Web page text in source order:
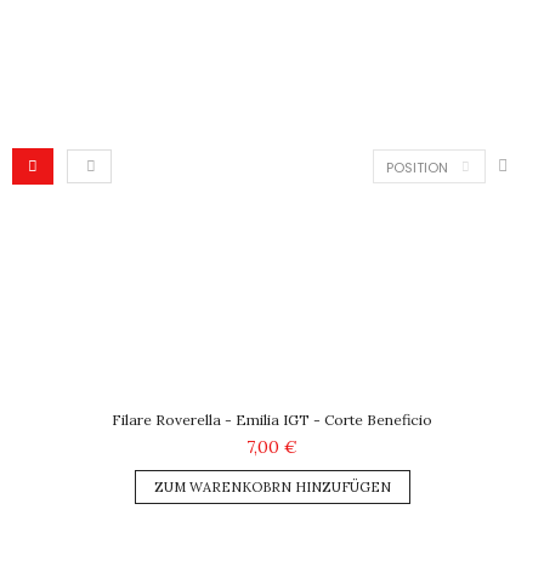
POSITION
Filare Roverella - Emilia IGT - Corte Beneficio
7,00 €
ZUM WARENKOBRN HINZUFÜGEN